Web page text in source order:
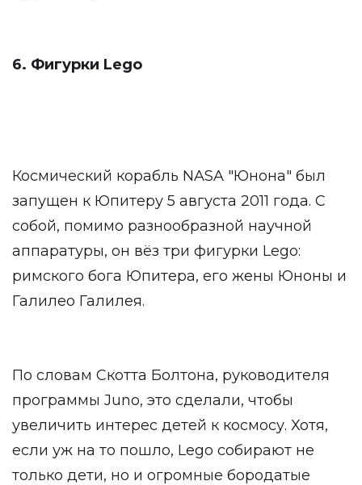
6. Фигурки Lego
Космический корабль NASA "Юнона" был
запущен к Юпитеру 5 августа 2011 года. С
собой, помимо разнообразной научной
аппаратуры, он вёз три фигурки Lego:
римского бога Юпитера, его жены Юноны и
Галилео Галилея.
По словам Скотта Болтона, руководителя
программы Juno, это сделали, чтобы
увеличить интерес детей к космосу. Хотя,
если уж на то пошло, Lego собирают не
только дети, но и огромные бородатые